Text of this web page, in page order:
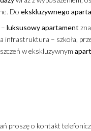
Do ekskluzywnego
luksusowy apartament
infrastruktura – szkoła,
w ekskluzywnym
proszę o kontakt